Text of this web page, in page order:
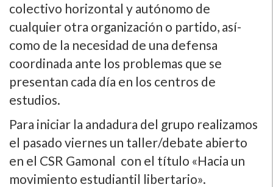
colectivo horizontal y autónomo de
cualquier otra organización o partido, así­
como de la necesidad de una defensa
coordinada ante los problemas que se
presentan cada dí­a en los centros de
estudios.
Para iniciar la andadura del grupo realizamos
el pasado viernes un taller/debate abierto
en el CSR Gamonal con el tí­tulo «Hacia un
movimiento estudiantil libertario».